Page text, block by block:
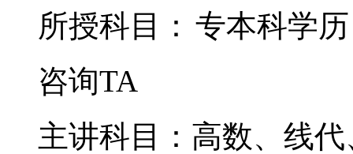
所授科目： 专本科学历
咨询TA
主讲科目：高数、线